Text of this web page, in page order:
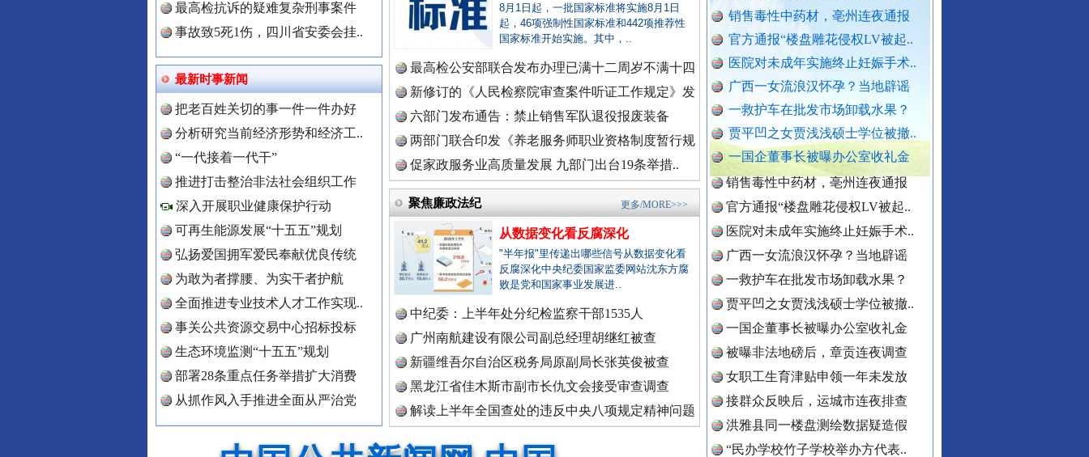
销售毒性中药材，亳州连夜通报
官方通报“楼盘雕花侵权LV被起..
医院对未成年实施终止妊娠手术..
广西一女流浪汉怀孕？当地辟谣
一救护车在批发市场卸载水果？
贾平凹之女贾浅浅硕士学位被撤..
一国企董事长被曝办公室收礼金
查实作弊！河南通报"三支一扶"..
贵州贵定通报"洛北河伴漂服务"..
衡水通报安平志臻中学相关情况
河南通报“三支一扶”高分争议
武汉大学口腔医院通报女子正颌..
销售毒性中药材，亳州连夜通报
官方通报“楼盘雕花侵权LV被起..
医院对未成年实施终止妊娠手术..
广西一女流浪汉怀孕？当地辟谣
一救护车在批发市场卸载水果？
贾平凹之女贾浅浅硕士学位被撤..
一国企董事长被曝办公室收礼金
被曝非法地磅后，章贡连夜调查
女职工生育津贴申领一年未发放
接群众反映后，运城市连夜排查
洪雅县同一楼盘测绘数据疑造假
“民办学校竹子学校举办方代表..
官方通报中学教师坠楼事件：当..
市监总局开通打假清源举报渠道
最高检抗诉的疑难复杂刑事案件
事故致5死1伤，四川省安委会挂..
最新时事新闻
把老百姓关切的事一件一件办好
分析研究当前经济形势和经济工..
“一代接着一代干”
推进打击整治非法社会组织工作
深入开展职业健康保护行动
可再生能源发展“十五五”规划
弘扬爱国拥军爱民奉献优良传统
为敢为者撑腰、为实干者护航
全面推进专业技术人才工作实现..
事关公共资源交易中心招标投标
生态环境监测“十五五”规划
部署28条重点任务举措扩大消费
从抓作风入手推进全面从严治党
8月1日起，一批国家标准将实施8月1日
起，46项强制性国家标准和442项推荐性
国家标准开始实施。其中，..
最高检公安部联合发布办理已满十二周岁不满十四
周岁未..
新修订的《人民检察院审查案件听证工作规定》发
布
六部门发布通告：禁止销售军队退役报废装备
两部门联合印发《养老服务师职业资格制度暂行规
定》
促家政服务业高质量发展 九部门出台19条举措..
聚焦廉政法纪
从数据变化看反腐深化
"半年报"里传递出哪些信号从数据变化看
反腐深化中央纪委国家监委网站沈东方腐
败是党和国家事业发展进..
中纪委：上半年处分纪检监察干部1535人
广州南航建设有限公司副总经理胡继红被查
新疆维吾尔自治区税务局原副局长张英俊被查
黑龙江省佳木斯市副市长仇文会接受审查调查
解读上半年全国查处的违反中央八项规定精神问题
更多/MORE>>>
中国全民新闻网.中国
中国公众新闻网.中国
中国公民新闻网.中国
中国公共新闻网.中国
世界屋脊 天路回响 永葆“两个先锋队”本色 “转折之城”激荡奋进脉搏
红船起航处 潮起向未来 导游发烟没安好心